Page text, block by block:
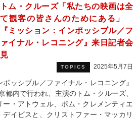
トム・クルーズ「私たちの映画は全
て観客の皆さんのためにある」
『ミッション：インポッシブル／フ
ァイナル・レコニング』来日記者会
見
TOPICS 2025年5月7日
ッシブル／ファイナル・レコニング』
都内で行われ、主演のトム・クルーズ、
・アトウェル、ポム・クレメンティエ
イビスと、クリストファー・マッカリ